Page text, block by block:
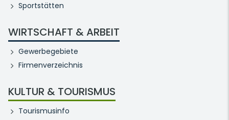
Sportstätten
WIRTSCHAFT & ARBEIT
Gewerbegebiete
Firmenverzeichnis
KULTUR & TOURISMUS
Tourismusinfo